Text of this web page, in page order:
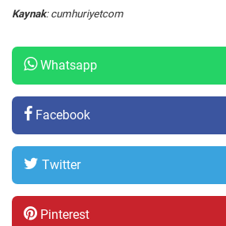
Kaynak: cumhuriyetcom
Whatsapp
Facebook
Twitter
Pinterest